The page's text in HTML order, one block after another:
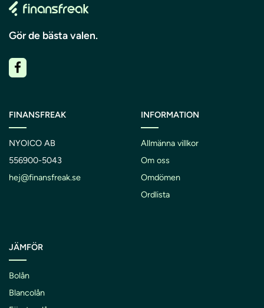
Gör de bästa valen.
FINANSFREAK
NYOICO AB
556900-5043
hej@finansfreak.se
INFORMATION
Allmänna villkor
Om oss
Omdömen
Ordlista
JÄMFÖR
Bolån
Blancolån